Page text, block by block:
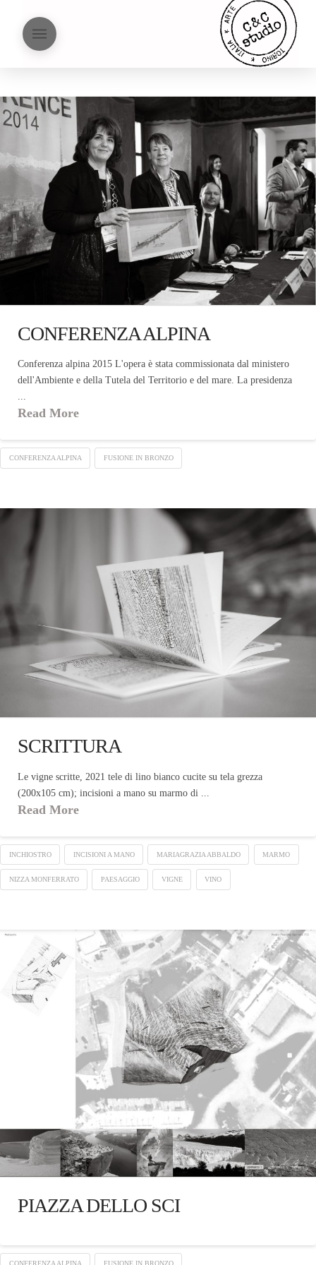
CONFERENZA ALPINA
Conferenza alpina 2015 L'opera è stata commissionata dal ministero
dell'Ambiente e della Tutela del Territorio e del mare. La presidenza
...
Read More
CONFERENZA ALPINA FUSIONE IN BRONZO
SCRITTURA
Le vigne scritte, 2021 tele di lino bianco cucite su tela grezza
(200x105 cm); incisioni a mano su marmo di ...
Read More
INCHIOSTRO INCISIONI A MANO MARIAGRAZIA ABBALDO MARMO
NIZZA MONFERRATO PAESAGGIO VIGNE VINO
PIAZZA DELLO SCI
CONFERENZA ALPINA FUSIONE IN BRONZO